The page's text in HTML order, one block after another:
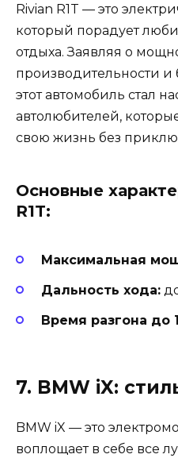
Rivian R1T — это
который порадует
отдыха. Заявляя о
производительности и
этот автомобиль стал
автолюбителей,
свою жизнь без
Основные
R1T:
Максимальная
Дальность хода:
Время разгона до
7. BMW iX:
BMW iX — это
воплощает в себе все